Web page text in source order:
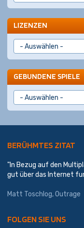
LIZENZEN
GEBUNDENE SPIELE
BERÜHMTES ZITAT
"In Bezug auf den
gut über das Internet
Matt Toschlog, Outrage
FOLGEN SIE UNS